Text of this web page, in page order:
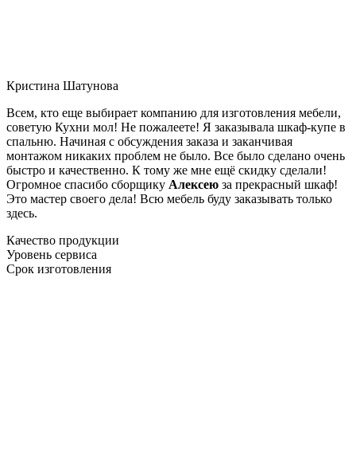
Кристина Шатунова
Всем, кто еще выбирает компанию для изготовления мебели,
советую Кухни мол! Не пожалеете! Я заказывала шкаф-купе в
спальню. Начиная с обсуждения заказа и заканчивая
монтажом никаких проблем не было. Все было сделано очень
быстро и качественно. К тому же мне ещё скидку сделали!
Огромное спасибо сборщику Алексею за прекрасный шкаф!
Это мастер своего дела! Всю мебель буду заказывать только
здесь.
Качество продукции
Уровень сервиса
Срок изготовления